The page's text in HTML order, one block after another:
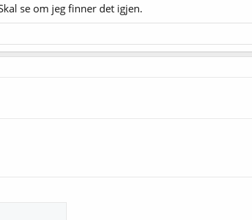
se om jeg finner det igjen.